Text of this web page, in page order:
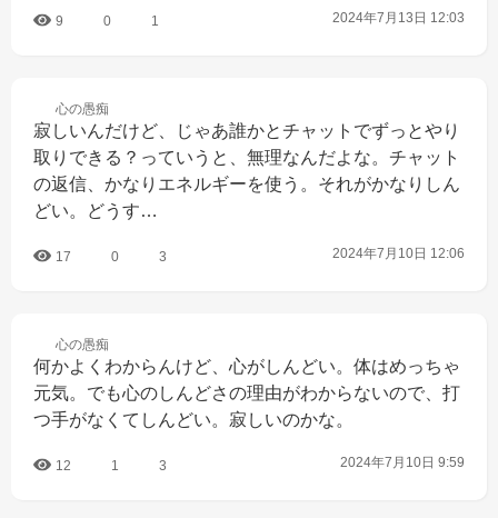
9 0 1 2024年7月13日 12:03
心の愚痴
寂しいんだけど、じゃあ誰かとチャットでずっとやり
取りできる？っていうと、無理なんだよな。チャット
の返信、かなりエネルギーを使う。それがかなりしん
どい。どうす…
17 0 3 2024年7月10日 12:06
心の愚痴
何かよくわからんけど、心がしんどい。体はめっちゃ
元気。でも心のしんどさの理由がわからないので、打
つ手がなくてしんどい。寂しいのかな。
12 1 3 2024年7月10日 9:59